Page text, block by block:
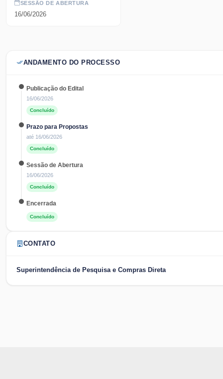
SESSÃO DE ABERTURA
16/06/2026
ANDAMENTO DO PROCESSO
Publicação do Edital
16/06/2026
Concluído
Prazo para Propostas
até 16/06/2026
Concluído
Sessão de Abertura
16/06/2026
Concluído
Encerrada
Concluído
CONTATO
Superintendência de Pesquisa e Compras Direta